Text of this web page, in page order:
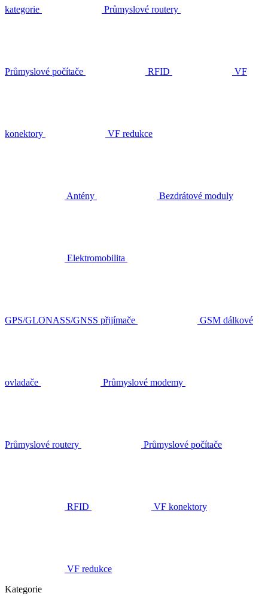
kategorie Průmyslové routery
Průmyslové počítače RFID VF
konektory VF redukce
Antény Bezdrátové moduly
Elektromobilita
GPS/GLONASS/GNSS přijímače GSM dálkové
ovladače Průmyslové modemy
Průmyslové routery Průmyslové počítače
RFID VF konektory
VF redukce
Kategorie